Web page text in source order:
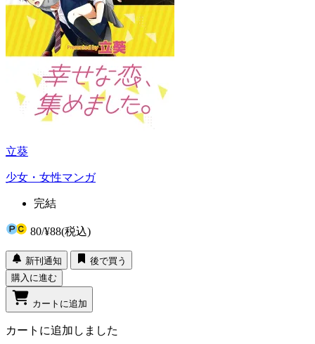
立葵
少女・女性マンガ
完結
80/¥88(税込)
新刊通知
後で買う
購入に進む
カートに追加
カートに追加しました